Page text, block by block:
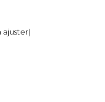
ajuster)